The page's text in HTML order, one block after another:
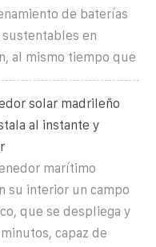
de baterías
sustentables en
al mismo tiempo que
solar madrileño
al instante y
marítimo
su interior un campo
que se despliega y
capaz de